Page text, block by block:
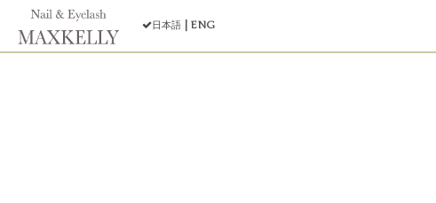
日本語 ENG